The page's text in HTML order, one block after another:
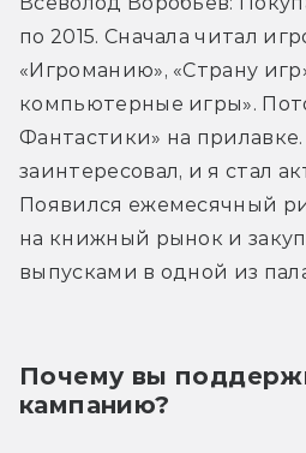
по 2015. Сначала читал
«Игроманию», «Страну
компьютерные игры».
Фантастики» на
заинтересовал, и я стал
Появился ежемесячный
на книжный рынок и
выпусками в одной из
Почему вы
кампанию?